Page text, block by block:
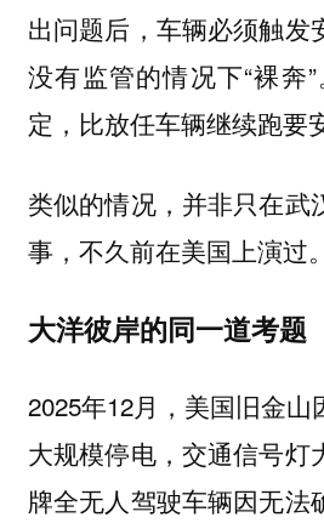
出问题后，车辆必须触发
没有监管的情况下“裸奔
定，比放任车辆继续跑要
类似的情况，并非只在武
事，不久前在美国上演过。
大洋彼岸的同一道考题
2025年12月，美国旧金
大规模停电，交通信号灯
牌全无人驾驶车辆因无法